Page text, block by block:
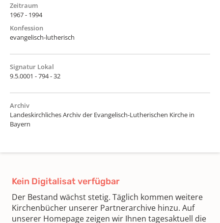
Zeitraum
1967 - 1994
Konfession
evangelisch-lutherisch
Signatur Lokal
9.5.0001 - 794 - 32
Archiv
Landeskirchliches Archiv der Evangelisch-Lutherischen Kirche in
Bayern
Kein Digitalisat verfügbar
Der Bestand wächst stetig. Täglich kommen weitere
Kirchenbücher unserer Partnerarchive hinzu. Auf
unserer Homepage zeigen wir Ihnen tagesaktuell die